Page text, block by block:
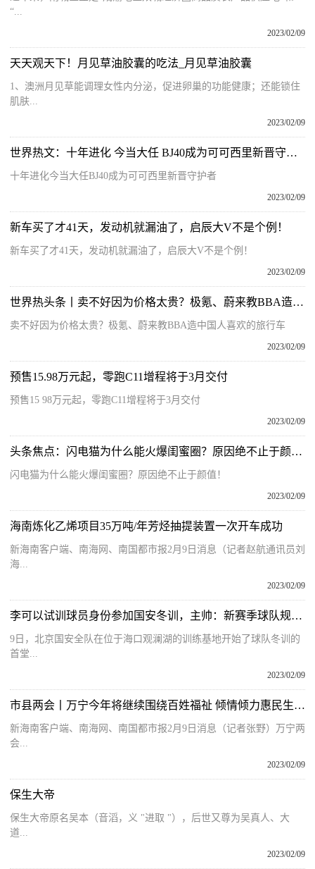
“...
2023/02/09
天天观天下！月见草油胶囊的吃法_月见草油胶囊
1、澳洲月见草能调理女性内分泌，促进卵巢的功能健康；还能锁住
肌肤...
2023/02/09
世界热文：十年进化 今当大任 BJ40成为可可西里新晋守护者
十年进化今当大任BJ40成为可可西里新晋守护者
2023/02/09
新车买了才41天，发动机就漏油了，启辰大V不是个例！
新车买了才41天，发动机就漏油了，启辰大V不是个例！
2023/02/09
世界热头条丨卖不好因为价格太贵？极氪、蔚来教BBA造中国人喜欢的旅行车
卖不好因为价格太贵？极氪、蔚来教BBA造中国人喜欢的旅行车
2023/02/09
预售15.98万元起，零跑C11增程将于3月交付
预售15 98万元起，零跑C11增程将于3月交付
2023/02/09
头条焦点：闪电猫为什么能火爆闺蜜圈？原因绝不止于颜值！
闪电猫为什么能火爆闺蜜圈？原因绝不止于颜值！
2023/02/09
海南炼化乙烯项目35万吨/年芳烃抽提装置一次开车成功
新海南客户端、南海网、南国都市报2月9日消息（记者赵航通讯员刘
海...
2023/02/09
李可以试训球员身份参加国安冬训，主帅：新赛季球队规模23人左右
9日，北京国安全队在位于海口观澜湖的训练基地开始了球队冬训的
首堂...
2023/02/09
市县两会丨万宁今年将继续围绕百姓福祉 倾情倾力惠民生、补短板
新海南客户端、南海网、南国都市报2月9日消息（记者张野）万宁两
会...
2023/02/09
保生大帝
保生大帝原名吴本（音滔，义 "进取 "），后世又尊为吴真人、大
道...
2023/02/09